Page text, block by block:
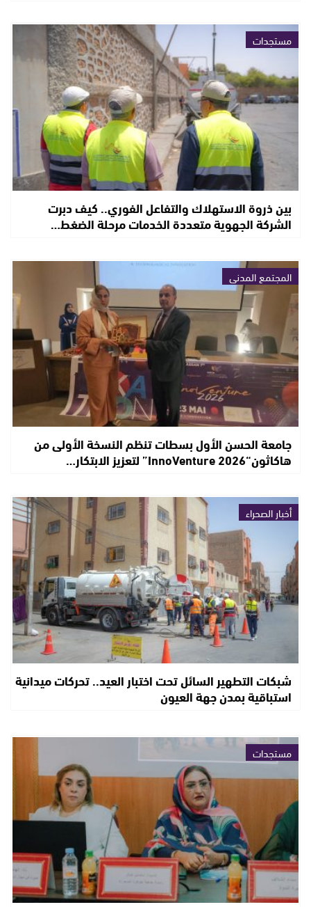
مستجدات
بين ذروة الاستهلاك والتفاعل الفوري.. كيف دبرت
الشركة الجهوية متعددة الخدمات مرحلة الضغط…
المجتمع المدني
جامعة الحسن الأول بسطات تنظم النسخة الأولى من
هاكاثون“InnoVenture 2026” لتعزيز الابتكار…
أخبار الصحراء
شبكات التطهير السائل تحت اختبار العيد.. تحركات ميدانية
استباقية بمدن جهة العيون
مستجدات